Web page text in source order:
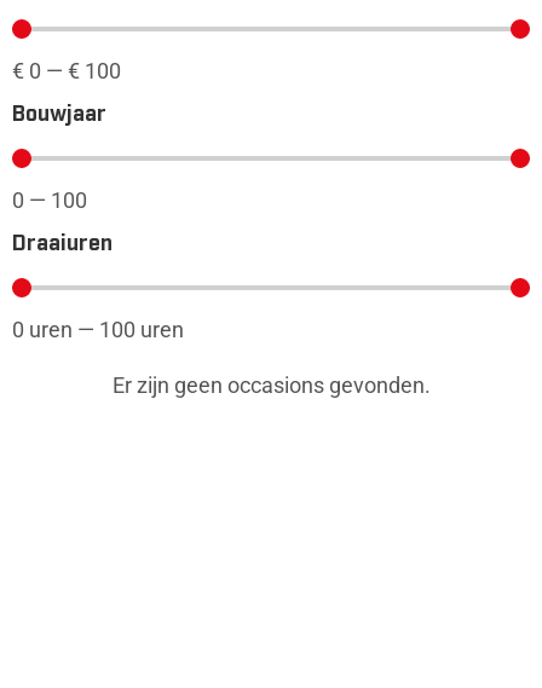
€ 0 — € 100
Bouwjaar
0 — 100
Draaiuren
0 uren — 100 uren
Er zijn geen occasions gevonden.